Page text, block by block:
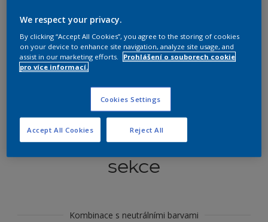
Najít výrobek v tomto odstínu
Koordinovat barevné
sekce
Kombinace s neutrálními barvami
We respect your privacy.
By clicking “Accept All Cookies”, you agree to the storing of cookies
on your device to enhance site navigation, analyze site usage, and
assist in our marketing efforts.
Prohlášení o souborech cookie
pro více informací.
Cookies Settings
Reject All
Accept All Cookies